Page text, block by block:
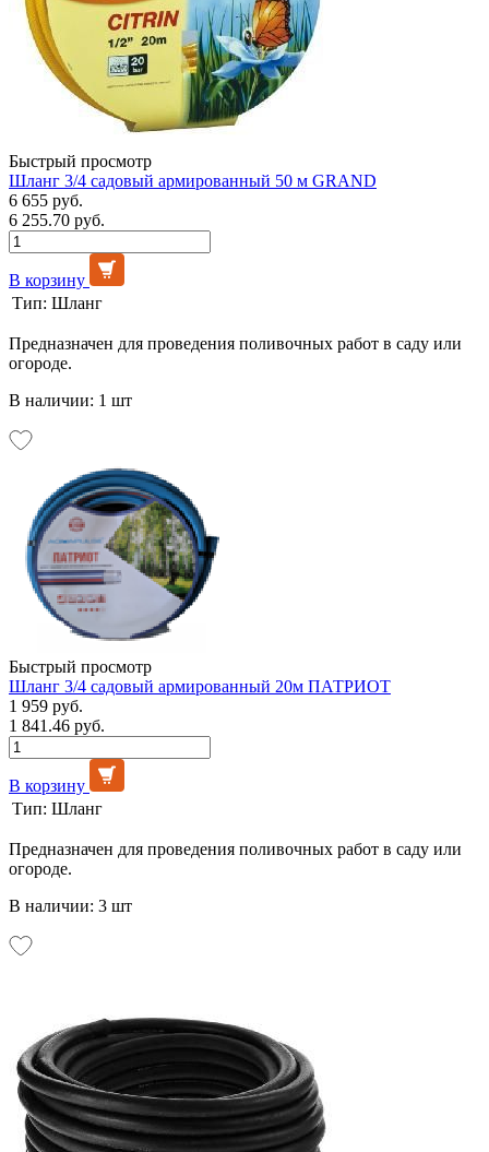
Быстрый просмотр
Шланг 3/4 садовый армированный 50 м GRAND
6 655 руб.
6 255.70 руб.
В корзину
Тип: Шланг
Предназначен для проведения поливочных работ в саду или
огороде.
В наличии: 1 шт
Быстрый просмотр
Шланг 3/4 садовый армированный 20м ПАТРИОТ
1 959 руб.
1 841.46 руб.
В корзину
Тип: Шланг
Предназначен для проведения поливочных работ в саду или
огороде.
В наличии: 3 шт